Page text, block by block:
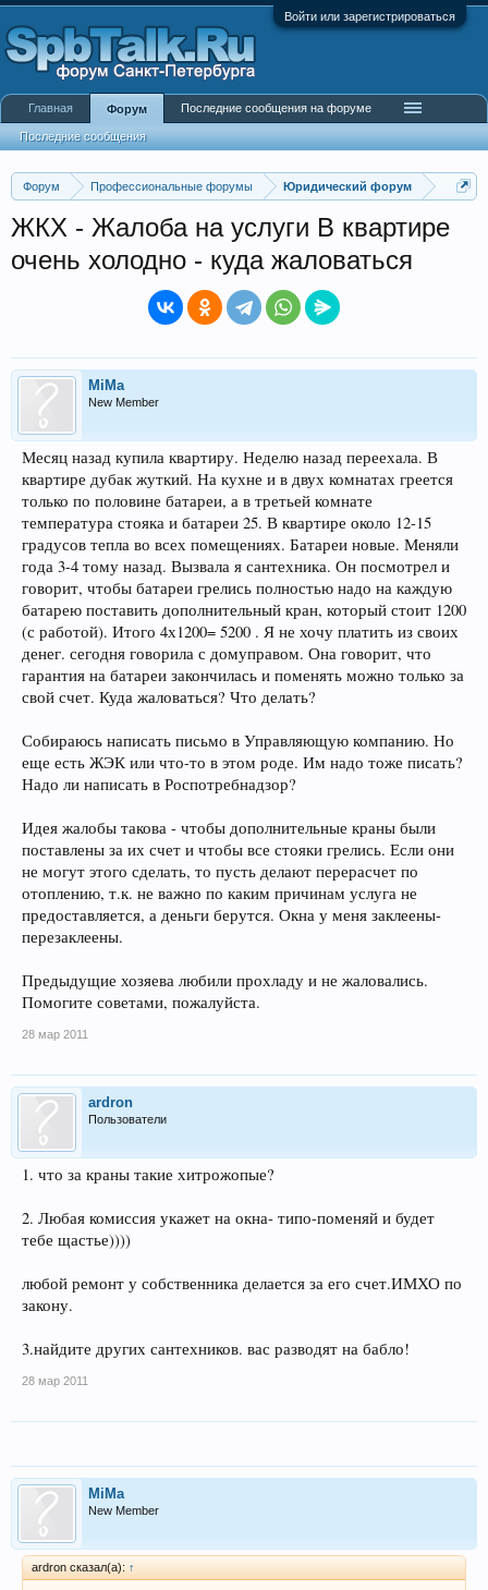
Войти или зарегистрироваться
Форум Профессиональные форумы Юридический форум
ЖКХ - Жалоба на услуги В квартире
очень холодно - куда жаловаться
MiMa
New Member
Месяц назад купила квартиру. Неделю назад переехала. В
квартире дубак жуткий. На кухне и в двух комнатах греется
только по половине батареи, а в третьей комнате
температура стояка и батареи 25. В квартире около 12-15
градусов тепла во всех помещениях. Батареи новые. Меняли
года 3-4 тому назад. Вызвала я сантехника. Он посмотрел и
говорит, чтобы батареи грелись полностью надо на каждую
батарею поставить дополнительный кран, который стоит 1200
(с работой). Итого 4х1200= 5200 . Я не хочу платить из своих
денег. сегодня говорила с домуправом. Она говорит, что
гарантия на батареи закончилась и поменять можно только за
свой счет. Куда жаловаться? Что делать?
Собираюсь написать письмо в Управляющую компанию. Но
еще есть ЖЭК или что-то в этом роде. Им надо тоже писать?
Надо ли написать в Роспотребнадзор?
Идея жалобы такова - чтобы дополнительные краны были
поставлены за их счет и чтобы все стояки грелись. Если они
не могут этого сделать, то пусть делают перерасчет по
отоплению, т.к. не важно по каким причинам услуга не
предоставляется, а деньги берутся. Окна у меня заклеены-
перезаклеены.
Предыдущие хозяева любили прохладу и не жаловались.
Помогите советами, пожалуйста.
28 мар 2011
ardron
Пользователи
1. что за краны такие хитрожопые?
2. Любая комиссия укажет на окна- типо-поменяй и будет
тебе щастье))))
любой ремонт у собственника делается за его счет.ИМХО по
закону.
3.найдите других сантехников. вас разводят на бабло!
28 мар 2011
MiMa
New Member
ardron сказал(а): ↑
Главная Форум
Последние сообщения
Последние сообщения на форуме